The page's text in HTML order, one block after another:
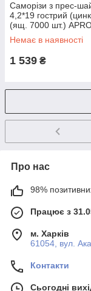
Саморізи з прес-
4,2*19 гострий
(ящ. 7000 шт.)
Немає в наявності
1 539 ₴
Про нас
98%
Працює з
м. Харків
61054, вул.
Контакти
Сьогодні